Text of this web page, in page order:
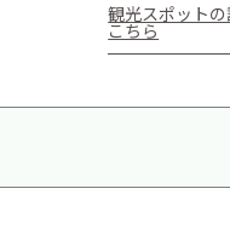
観光スポット
こちら